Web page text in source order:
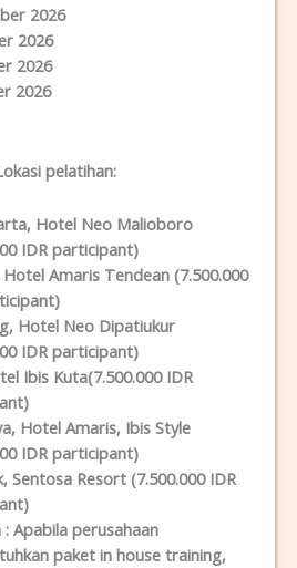
2026
2026
2026
2026
i pelatihan:
, Hotel Neo Malioboro
IDR participant)
Amaris Tendean (7.500.000
, Hotel Neo Dipatiukur
IDR participant)
Ibis Kuta(7.500.000 IDR
, Hotel Amaris, Ibis Style
IDR participant)
, Sentosa Resort (7.500.000 IDR
:Apabila perusahaan
paket in house training,